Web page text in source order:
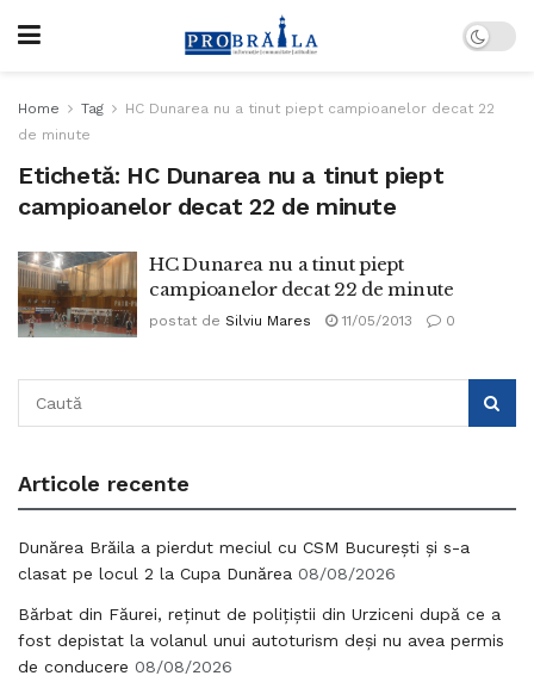
Home Tag
HC Dunarea nu a tinut piept campioanelor decat 22
de minute
Etichetă: HC Dunarea nu a tinut piept
campioanelor decat 22 de minute
HC Dunarea nu a tinut piept
campioanelor decat 22 de minute
postat de Silviu Mares 11/05/2013 0
Articole recente
Dunărea Brăila a pierdut meciul cu CSM București și s-a
clasat pe locul 2 la Cupa Dunărea 08/08/2026
Bărbat din Făurei, reținut de polițiștii din Urziceni după ce a
fost depistat la volanul unui autoturism deși nu avea permis
de conducere 08/08/2026